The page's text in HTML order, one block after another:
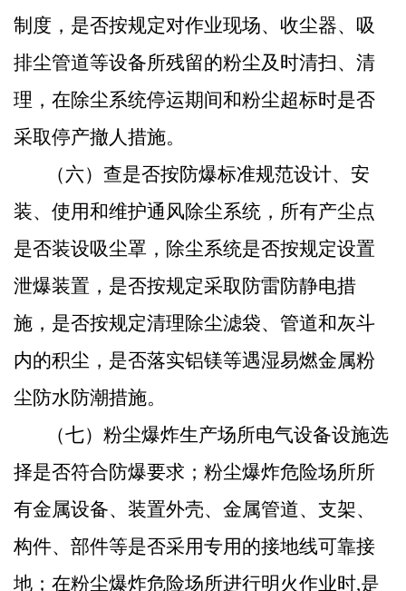
制度，是否按规定对作业现场、收尘器、吸
排尘管道等设备所残留的粉尘及时清扫、清
理，在除尘系统停运期间和粉尘超标时是否
采取停产撤人措施。
（六）查是否按防爆标准规范设计、安
装、使用和维护通风除尘系统，所有产尘点
是否装设吸尘罩，除尘系统是否按规定设置
泄爆装置，是否按规定采取防雷防静电措
施，是否按规定清理除尘滤袋、管道和灰斗
内的积尘，是否落实铝镁等遇湿易燃金属粉
尘防水防潮措施。
（七）粉尘爆炸生产场所电气设备设施选
择是否符合防爆要求；粉尘爆炸危险场所所
有金属设备、装置外壳、金属管道、支架、
构件、部件等是否采用专用的接地线可靠接
地；在粉尘爆炸危险场所进行明火作业时,是